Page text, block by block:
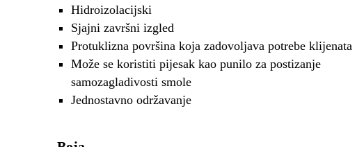
Hidroizolacijski
Sjajni završni izgled
Protuklizna površina koja zadovoljava potrebe klijenata
Može se koristiti pijesak kao punilo za postizanje
samozagladivosti smole
Jednostavno održavanje